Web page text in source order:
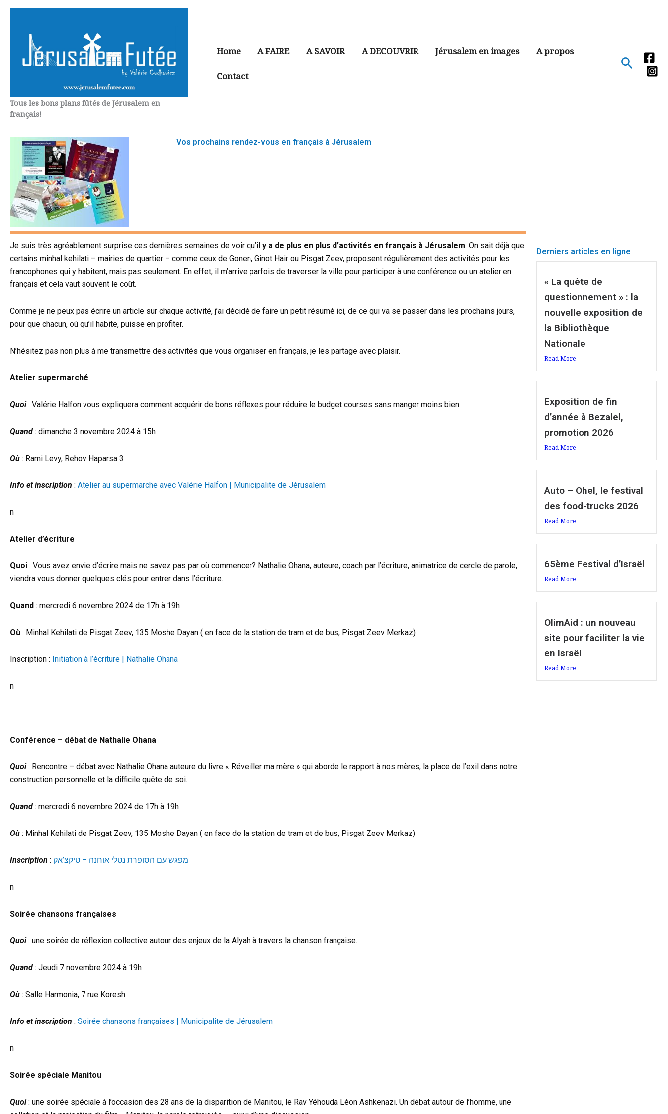
Aller
contenu
Tous les bons plans fûtés de Jérusalem en
français!
Home A FAIRE A SAVOIR A DECOUVRIR Jérusalem en images A propos
Contact
Vos prochains rendez-vous en français à Jérusalem
Je suis très agréablement surprise ces dernières semaines de voir qu’il y a de plus en plus d’activités en français à Jérusalem. On sait déjà que
certains minhal kehilati – mairies de quartier – comme ceux de Gonen, Ginot Hair ou Pisgat Zeev, proposent régulièrement des activités pour les
francophones qui y habitent, mais pas seulement. En effet, il m’arrive parfois de traverser la ville pour participer à une conférence ou un atelier en
français et cela vaut souvent le coût.
Comme je ne peux pas écrire un article sur chaque activité, j’ai décidé de faire un petit résumé ici, de ce qui va se passer dans les prochains jours,
pour que chacun, où qu’il habite, puisse en profiter.
N’hésitez pas non plus à me transmettre des activités que vous organiser en français, je les partage avec plaisir.
Atelier supermarché
Quoi: Valérie Halfon vous expliquera comment acquérir de bons réflexes pour réduire le budget courses sans manger moins bien.
Quand : dimanche 3 novembre 2024 à 15h
Où : Rami Levy, Rehov Haparsa 3
Info et inscription : Atelier au supermarche avec Valérie Halfon | Municipalite de Jérusalem
n
Atelier d’écriture
Quoi : Vous avez envie d’écrire mais ne savez pas par où commencer? Nathalie Ohana, auteure, coach par l’écriture, animatrice de cercle de parole,
viendra vous donner quelques clés pour entrer dans l’écriture.
Quand : mercredi 6 novembre 2024 de 17h à 19h
Où : Minhal Kehilati de Pisgat Zeev, 135 Moshe Dayan ( en face de la station de tram et de bus, Pisgat Zeev Merkaz)
Inscription : Initiation à l’écriture | Nathalie Ohana
n
Conférence – débat de Nathalie Ohana
Quoi : Rencontre – débat avec Nathalie Ohana auteure du livre « Réveiller ma mère » qui aborde le rapport à nos mères, la place de l’exil dans notre
construction personnelle et la difficile quête de soi.
Quand : mercredi 6 novembre 2024 de 17h à 19h
Où : Minhal Kehilati de Pisgat Zeev, 135 Moshe Dayan ( en face de la station de tram et de bus, Pisgat Zeev Merkaz)
Inscription : מפגש עם הסופרת נטלי אוחנה – טיקצ’אק
n
Soirée chansons françaises
Quoi : une soirée de réflexion collective autour des enjeux de la Alyah à travers la chanson française.
Quand : Jeudi 7 novembre 2024 à 19h
Où : Salle Harmonia, 7 rue Koresh
Info et inscription : Soirée chansons françaises | Municipalite de Jérusalem
n
Soirée spéciale Manitou
Quoi : une soirée spéciale à l’occasion des 28 ans de la disparition de Manitou, le Rav Yéhouda Léon Ashkenazi. Un débat autour de l’homme, une
Derniers articles en ligne
« La quête de
questionnement » : la
nouvelle exposition de
la Bibliothèque
Nationale
Read More
Exposition de fin
d’année à Bezalel,
promotion 2026
Read More
Auto – Ohel, le festival
des food-trucks 2026
Read More
65ème Festival d’Israël
Read More
OlimAid : un nouveau
site pour faciliter la vie
en Israël
Read More